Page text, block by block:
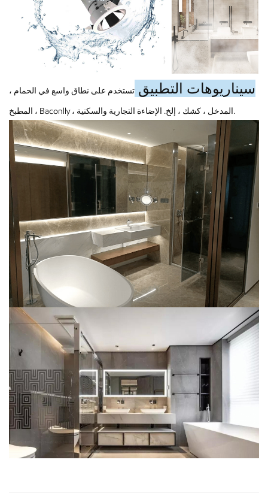
سيناريوهات التطبيق تستخدم على نطاق واسع في الحمام ،
المطبخ ، Baconlly ، المدخل ، كشك ، إلخ. الإضاءة التجارية والسكنية.